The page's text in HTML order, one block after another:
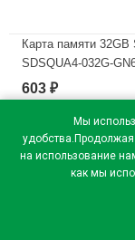
Мы
на использование
как мы
Карта памяти
SDSQUA4-032G-
В наличии
603 ₽